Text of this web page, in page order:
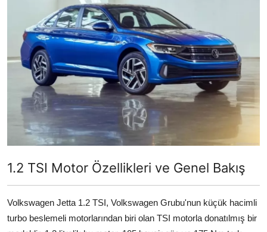
Bakım & Arıza Çözümleri
Elektrikli & Hibrit
Kiralama & Filo
Sürüş & Güvenlik
Lastik & Jant
Yağlar & Sıvılar
LPG & Yakıt
Klima & Konfor
1.2 TSI Motor Özellikleri ve Genel Bakış
Volkswagen Jetta 1.2 TSI, Volkswagen Grubu'nun küçük hacimli
turbo beslemeli motorlarından biri olan TSI motorla donatılmış bir